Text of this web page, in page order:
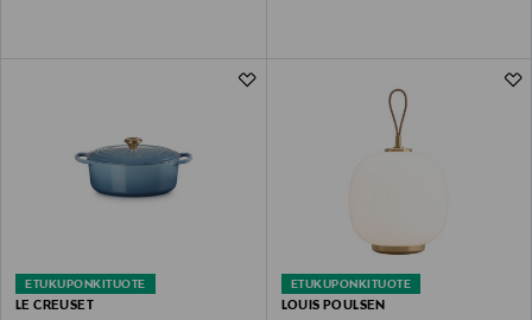
ETUKUPONKITUOTE
LE CREUSET
ETUKUPONKITUOTE
LOUIS POULSEN